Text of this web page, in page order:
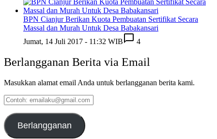
BPN Cianjur Berikan Kuota Pembuatan Sertifikat Secara
Massal dan Murah Untuk Desa Babakansari
Jumat, 14 Juli 2017 - 11:32 WIB
4
Berlangganan Berita via Email
Masukkan alamat email Anda untuk berlangganan berita kami.
Contoh:
emailaku@gmail.com
Berlangganan